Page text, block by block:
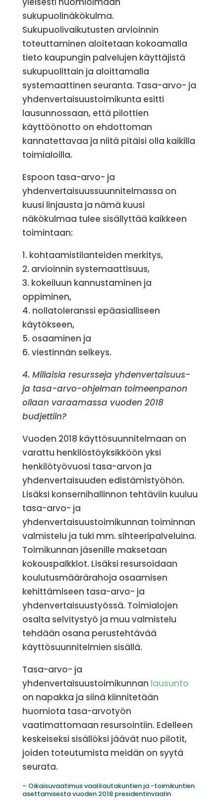
sukupuolinäkökulma.
Sukupuolivaikutusten arvioinnin
toteuttaminen aloitetaan kokoamalla
tieto kaupungin palvelujen käyttäjistä
sukupuolittain ja aloittamalla
systemaattinen seuranta. Tasa-arvo- ja
yhdenvertaisuustoimikunta esitti
lausunnossaan, että pilottien
käyttöönotto on ehdottoman
kannatettavaa ja niitä pitäisi olla kaikilla
toimialoilla.
Espoon tasa-arvo- ja
yhdenvertaisuussuunnitelmassa on
kuusi linjausta ja nämä kuusi
näkökulmaa tulee sisällyttää kaikkeen
toimintaan:
1. kohtaamistilanteiden merkitys,
2. arvioinnin systemaattisuus,
3. kokeiluun kannustaminen ja
oppiminen,
4. nollatoleranssi epäasialliseen
käytökseen,
5. osaaminen ja
6. viestinnän selkeys.
4. Millaisia resursseja yhdenvertaisuus-
ja tasa-arvo-ohjelman toimeenpanon
ollaan varaamassa vuoden 2018
budjettiin?
Vuoden 2018 käyttösuunnitelmaan on
varattu henkilöstöyksikköön yksi
henkilötyövuosi tasa-arvon ja
yhdenvertaisuuden edistämistyöhön.
Lisäksi konsernihallinnon tehtäviin kuuluu
tasa-arvo- ja
yhdenvertaisuustoimikunnan toiminnan
valmistelu ja tuki mm. sihteeripalveluina.
Toimikunnan jäsenille maksetaan
kokouspalkkiot. Lisäksi resursoidaan
koulutusmäärärahoja osaamisen
kehittämiseen tasa-arvo- ja
yhdenvertaisuustyössä. Toimialojen
osalta selvitystyö ja muu valmistelu
tehdään osana perustehtävää
käyttösuunnitelmien sisällä.
Tasa-arvo- ja
yhdenvertaisuustoimikunnan lausunto
on napakka ja siinä kiinnitetään
huomiota tasa-arvotyön
vaatimattomaan resursointiin. Edelleen
keskeiseksi sisällöksi jäävät nuo pilotit,
joiden toteutumista meidän on syytä
seurata.
– Oikaisuvaatimus vaalilautakuntien ja -toimikuntien
asettamisesta vuoden 2018 presidentinvaalin